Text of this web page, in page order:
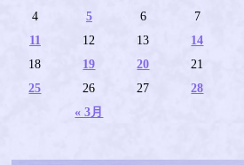
« 3月
4
5 6 7
11
12 13 14
18
19 20 21
25
26 27 28